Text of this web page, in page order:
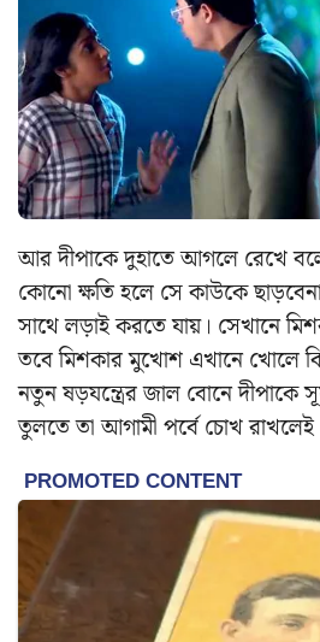
আর দীপাকে দুহাতে আগলে রেখে
কোনো ক্ষতি হলে সে কাউকে
সাথে লড়াই করতে যায়। সেখানে
তবে মিশকার মুখোশ এখানে খোলে
নতুন ষড়যন্ত্রের জাল বোনে দীপাকে
তুলতে তা আগামী পর্বে চোখ রাখলেই